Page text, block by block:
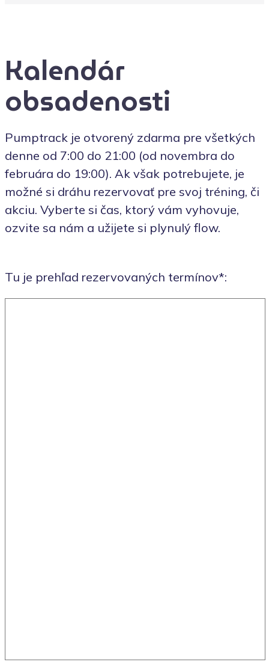
Kalendár
obsadenosti
Pumptrack je otvorený zdarma pre všetkých
denne od 7:00 do 21:00 (od novembra do
februára do 19:00). Ak však potrebujete, je
možné si dráhu rezervovať pre svoj tréning, či
akciu. Vyberte si čas, ktorý vám vyhovuje,
ozvite sa nám a užijete si plynulý flow.
Tu je prehľad rezervovaných termínov*: